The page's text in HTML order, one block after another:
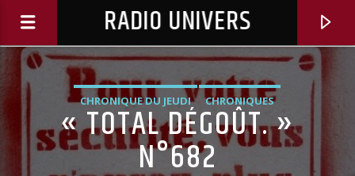
RADIO UNIVERS
CHRONIQUE DU JEUDI CHRONIQUES
« TOTAL DÉGOÛT. »
N°682